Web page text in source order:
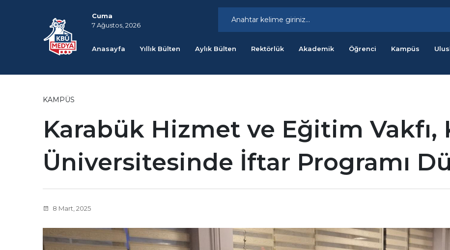
Cuma
7 Ağustos, 2026
Anasayfa Yıllık Bülten Aylık Bülten Rektörlük Akademik Öğrenci Kampüs
KAMPÜS
Karabük Hizmet ve Eğitim Vakfı,
Üniversitesinde İftar Programı
8 Mart, 2025